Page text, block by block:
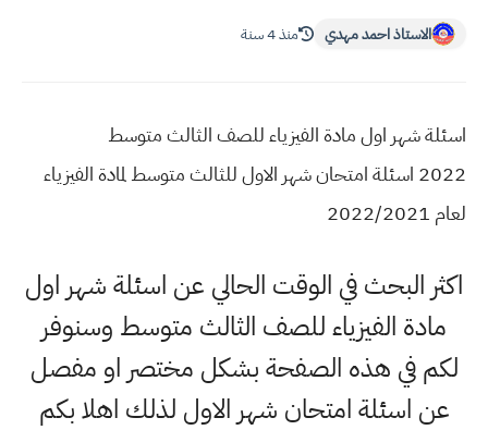
الاستاذ احمد مهدي منذ 4 سنة
اسئلة شهر اول مادة الفيزياء للصف الثالث متوسط
2022 اسئلة امتحان شهر الاول للثالث متوسط لمادة الفيزياء
لعام 2022/2021
اكثر البحث في الوقت الحالي عن اسئلة شهر اول
مادة الفيزياء للصف الثالث متوسط وسنوفر
لكم في هذه الصفحة بشكل مختصر او مفصل
عن اسئلة امتحان شهر الاول لذلك اهلا بكم